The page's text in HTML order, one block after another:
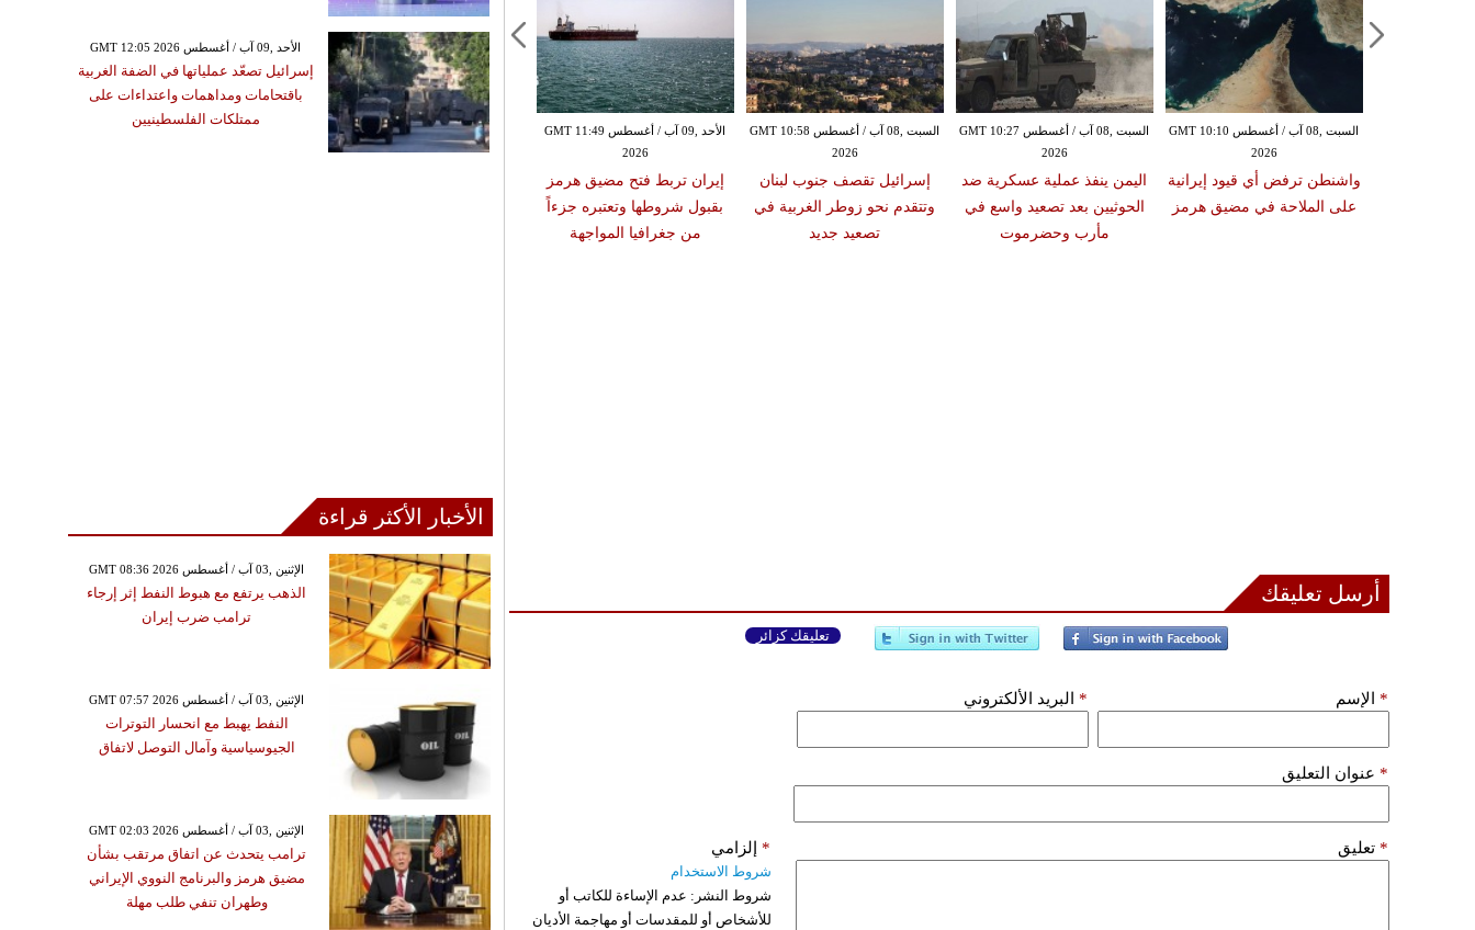
الأحد ,09 آب / أغسطس GMT 11:49
2026
إيران تربط فتح مضيق هرمز
بقبول شروطها وتعتبره جزءاً
من جغرافيا المواجهة
السبت ,08 آب / أغسطس GMT 10:58
2026
إسرائيل تقصف جنوب لبنان
وتتقدم نحو زوطر الغربية في
تصعيد جديد
السبت ,08 آب / أغسطس GMT 10:27
2026
اليمن ينفذ عملية عسكرية ضد
الحوثيين بعد تصعيد واسع في
مأرب وحضرموت
السبت ,08 آب / أغسطس GMT 10:10
2026
واشنطن ترفض أي قيود إيرانية
على الملاحة في مضيق هرمز
أرسل تعليقك
تعليقك كزائر
الإسم * البريد الألكتروني *
عنوان التعليق *
تعليق * إلزامي *
شروط الاستخدام
شروط النشر: عدم الإساءة للكاتب أو
للأشخاص أو للمقدسات أو مهاجمة الأديان
GMT 12:05 2026 الأحد ,09 آب / أغسطس
إسرائيل تصعّد عملياتها في الضفة الغربية
باقتحامات ومداهمات واعتداءات على
ممتلكات الفلسطينيين
الأخبار الأكثر قراءة
GMT 08:36 2026 الإثنين ,03 آب / أغسطس
الذهب يرتفع مع هبوط النفط إثر إرجاء
ترامب ضرب إيران
GMT 07:57 2026 الإثنين ,03 آب / أغسطس
النفط يهبط مع انحسار التوترات
الجيوسياسية وآمال التوصل لاتفاق
GMT 02:03 2026 الإثنين ,03 آب / أغسطس
ترامب يتحدث عن اتفاق مرتقب بشأن
مضيق هرمز والبرنامج النووي الإيراني
وطهران تنفي طلب مهلة